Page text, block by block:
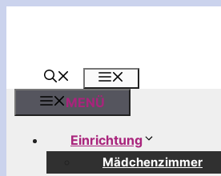
MENÜ
Einrichtung
Mädchenzimmer